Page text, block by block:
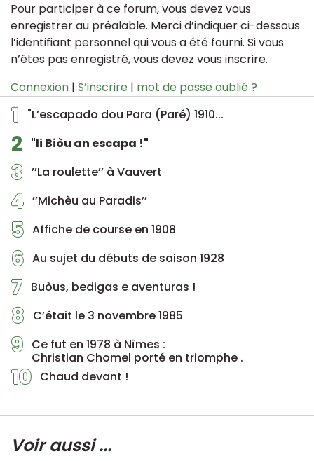
1 "L’escapado dou Para (Paré) 1910...
2 "li Biòu an escapa !"
3 ’’La roulette’’ à Vauvert
4 ’’Michèu au Paradis’’
5 Affiche de course en 1908
6 Au sujet du débuts de saison 1928
7 Buòus, bedigas e aventuras !
8 C’était le 3 novembre 1985
9 Ce fut en 1978 à Nîmes :
Christian Chomel porté en triomphe .
10 Chaud devant !
Pour participer à ce forum, vous devez vous
enregistrer au préalable. Merci d’indiquer ci-dessous
l’identifiant personnel qui vous a été fourni. Si vous
n’êtes pas enregistré, vous devez vous inscrire.
Connexion | S’inscrire | mot de passe oublié ?
Voir aussi ...